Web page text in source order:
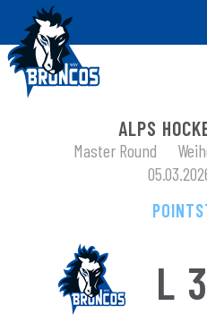
ALPS
Master Round
L